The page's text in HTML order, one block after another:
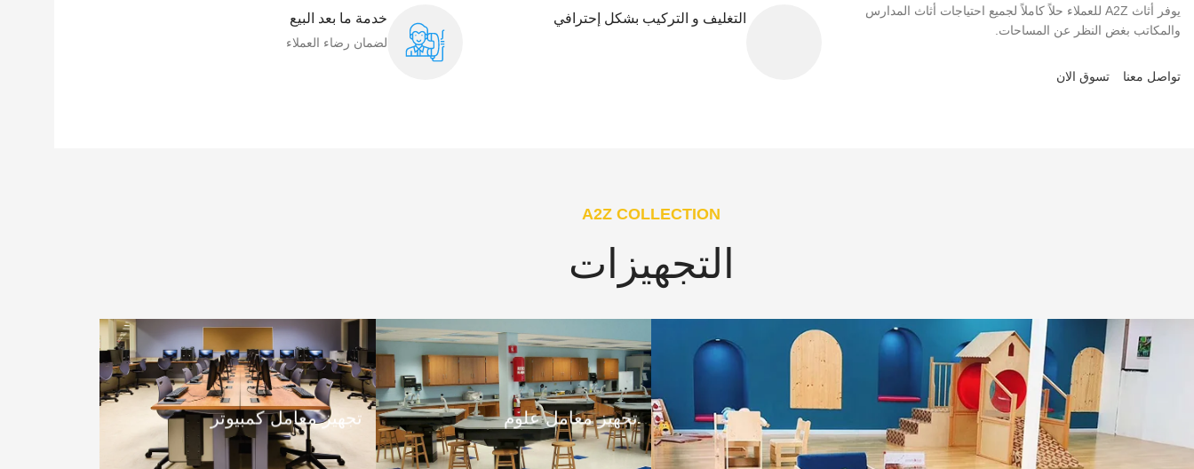
يوفر أثاث A2Z للعملاء حلاً كاملاً لجميع احتياجات أثاث المدارس
والمكاتب بغض النظر عن المساحات.
تواصل معنا تسوق الان
التغليف و التركيب بشكل إحترافي خدمة ما بعد البيع
لضمان رضاء العملاء​
A2Z COLLECTION
التجهيزات
تجهيز معامل علوم تجهيز معامل كمبيوتر